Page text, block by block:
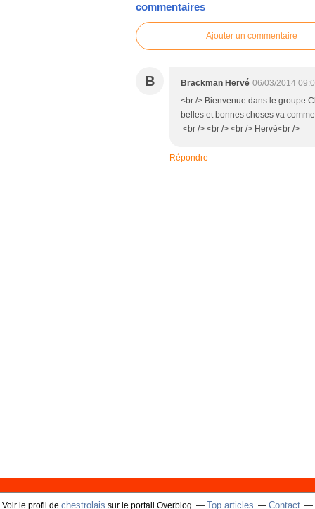
commentaires
Ajouter un commentaire
B Brackman Hervé 06/03/2014
<br /> Bienvenue dans le groupe
belles et bonnes choses va
<br /> <br /> <br /> Hervé<br />
Répondre
Voir le profil de chestrolais sur le portail Overblog Top articles Contact